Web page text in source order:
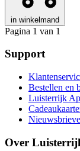
in winkelmand
Pagina 1 van 1
Support
Bestellen en
Luisterrijk
Over